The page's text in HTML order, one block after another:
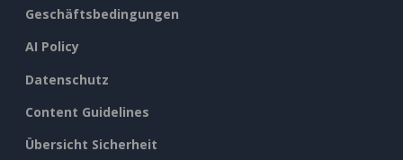
Geschäftsbedingungen
AI Policy
Datenschutz
Content Guidelines
Übersicht Sicherheit